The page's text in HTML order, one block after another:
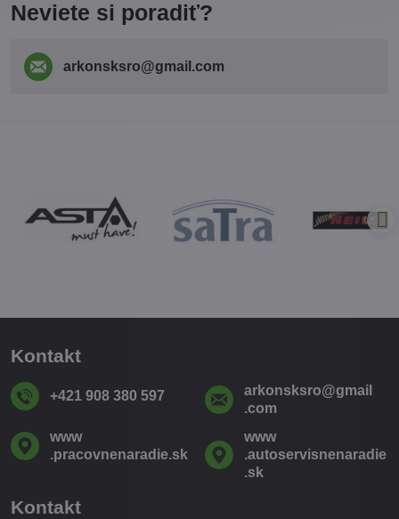
Neviete si poradiť?
arkonsksro​@gmail​.com
Kontakt
+421 908 380 597
arkonsksro​@gmail​
.com
www​
.pracovnenaradie​.sk
www​
.autoservisnenaradie​
.sk
Kontakt